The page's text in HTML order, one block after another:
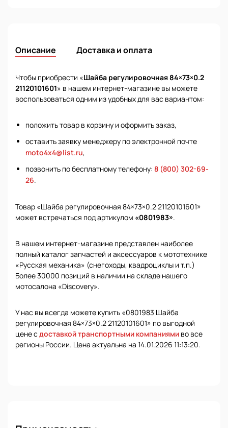
Описание Доставка и оплата
Чтобы приобрести «Шайба регулировочная 84×73×0.2
21120101601» в нашем интернет-магазине вы можете
воспользоваться одним из удобных для вас вариантом:
положить товар в корзину и оформить заказ,
оставить заявку менеджеру по электронной почте
moto4x4@list.ru,
позвонить по бесплатному телефону: 8 (800) 302-69-
26.
Товар «Шайба регулировочная 84×73×0.2 21120101601»
может встречаться под артикулом «0801983».
В нашем интернет-магазине представлен наиболее
полный каталог запчастей и аксессуаров к мототехнике
«Русская механика» (снегоходы, квадроциклы и т.п.)
Более 30000 позиций в наличии на складе нашего
мотосалона «Discovery».
У нас вы всегда можете купить «0801983 Шайба
регулировочная 84×73×0.2 21120101601» по выгодной
цене с доставкой транспортными компаниями во все
регионы России. Цена актуальна на 14.01.2026 11:13:20.